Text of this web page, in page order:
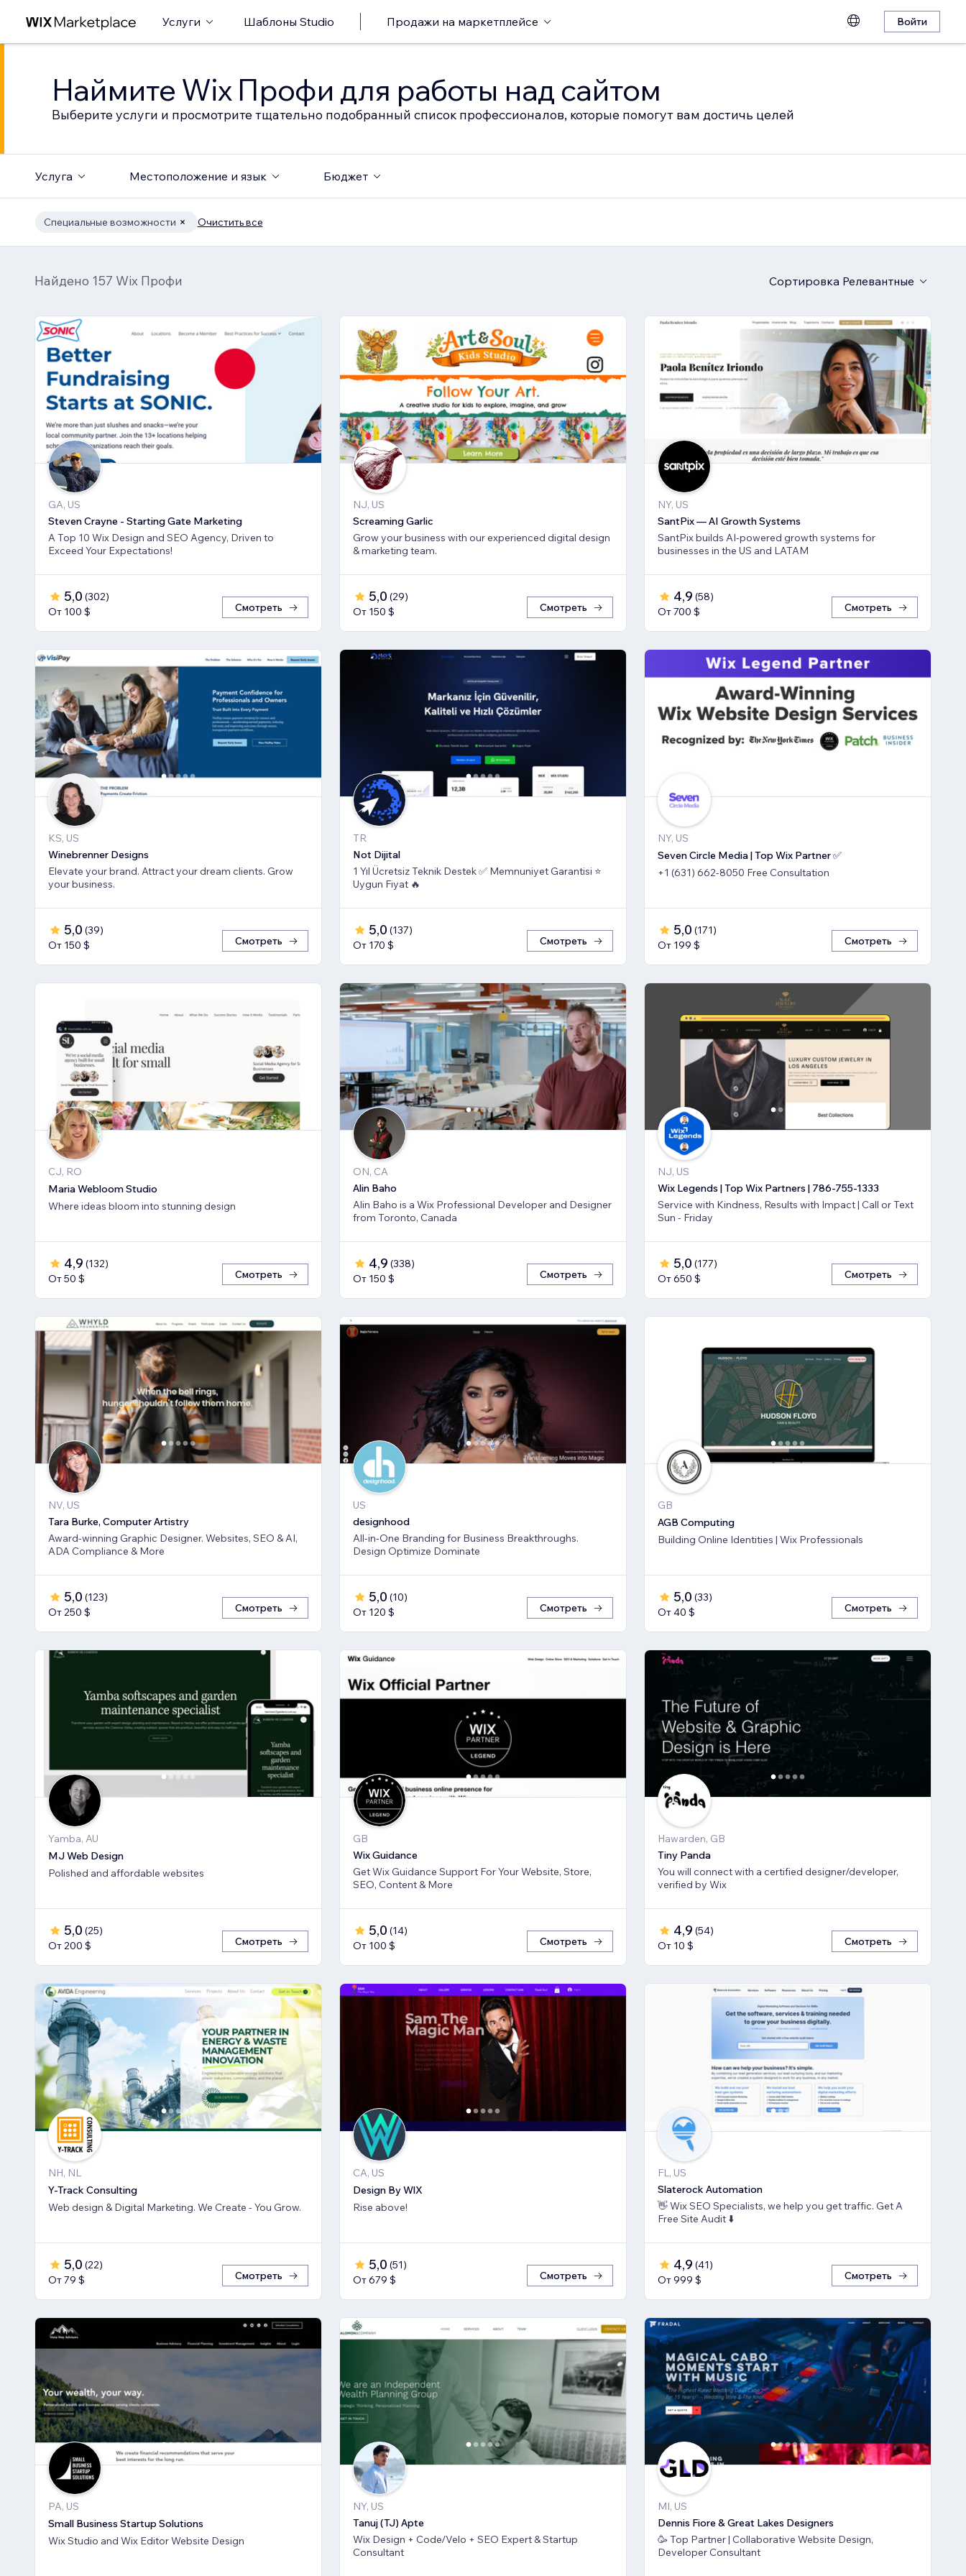
Услуги Шаблоны Studio Продажи на маркетплейсе Войти
Наймите Wix Профи для работы над сайтом
Выберите услуги и просмотрите тщательно подобранный список профессионалов, которые помогут вам достичь целей
Услуга Местоположение и язык Бюджет
Специальные возможности Очистить все
Найдено 157 Wix Профи Сортировка Релевантные
GA, US
Steven Crayne - Starting Gate Marketing
A Top 10 Wix Design and SEO Agency, Driven to
Exceed Your Expectations!
5,0 (302)
От 100 $
Смотреть
NJ, US
Screaming Garlic
Grow your business with our experienced digital design
& marketing team.
5,0 (29)
От 150 $
Смотреть
NY, US
SantPix — AI Growth Systems
SantPix builds AI-powered growth systems for
businesses in the US and LATAM
4,9 (58)
От 700 $
Смотреть
KS, US
Winebrenner Designs
Elevate your brand. Attract your dream clients. Grow
your business.
5,0 (39)
От 150 $
Смотреть
TR
Not Dijital
1 Yıl Ücretsiz Teknik Destek ✅ Memnuniyet Garantisi ⭐
Uygun Fiyat 🔥
5,0 (137)
От 170 $
Смотреть
NY, US
Seven Circle Media | Top Wix Partner ✅
+1 (631) 662-8050 Free Consultation
5,0 (171)
От 199 $
Смотреть
CJ, RO
Maria Webloom Studio
Where ideas bloom into stunning design
4,9 (132)
От 50 $
Смотреть
ON, CA
Alin Baho
Alin Baho is a Wix Professional Developer and Designer
from Toronto, Canada
4,9 (338)
От 150 $
Смотреть
NJ, US
Wix Legends | Top Wix Partners | 786-755-1333
Service with Kindness, Results with Impact | Call or Text
Sun - Friday
5,0 (177)
От 650 $
Смотреть
NV, US
Tara Burke, Computer Artistry
Award-winning Graphic Designer. Websites, SEO & AI,
ADA Compliance & More
5,0 (123)
От 250 $
Смотреть
US
designhood
All-in-One Branding for Business Breakthroughs.
Design Optimize Dominate
5,0 (10)
От 120 $
Смотреть
GB
AGB Computing
Building Online Identities | Wix Professionals
5,0 (33)
От 40 $
Смотреть
Yamba, AU
MJ Web Design
Polished and affordable websites
5,0 (25)
От 200 $
Смотреть
GB
Wix Guidance
Get Wix Guidance Support For Your Website, Store,
SEO, Content & More
5,0 (14)
От 100 $
Смотреть
Hawarden, GB
Tiny Panda
You will connect with a certified designer/developer,
verified by Wix
4,9 (54)
От 10 $
Смотреть
NH, NL
Y-Track Consulting
Web design & Digital Marketing. We Create - You Grow.
5,0 (22)
От 79 $
Смотреть
CA, US
Design By WlX
Rise above!
5,0 (51)
От 679 $
Смотреть
FL, US
Slaterock Automation
👋 Wix SEO Specialists, we help you get traffic. Get A
Free Site Audit ⬇️
4,9 (41)
От 999 $
Смотреть
PA, US
Small Business Startup Solutions
Wix Studio and Wix Editor Website Design
NY, US
Tanuj (TJ) Apte
Wix Design + Code/Velo + SEO Expert & Startup
Consultant
MI, US
Dennis Fiore & Great Lakes Designers
🥳 Top Partner | Collaborative Website Design,
Developer Consultant